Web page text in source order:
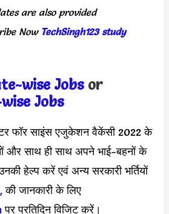
are also provided
Now TechSingh123 study
wise Jobs or
e Jobs
फॉर साइंस एजुकेशन वैकेंसी 2022 के
और साथ ही साथ अपने भाई-बहनों के
हेल्प करें एवं अन्य सरकारी भर्तियों
की जानकारी के लिए
पर प्रतिदिन विजिट करें।